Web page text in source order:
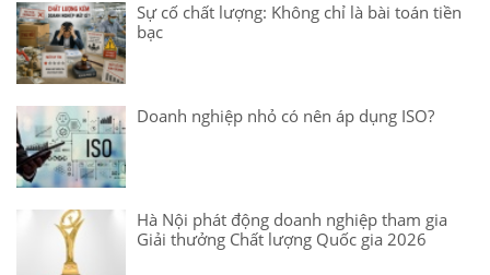
Sự cố chất lượng: Không chỉ là bài toán tiền
bạc
Doanh nghiệp nhỏ có nên áp dụng ISO?
Hà Nội phát động doanh nghiệp tham gia
Giải thưởng Chất lượng Quốc gia 2026